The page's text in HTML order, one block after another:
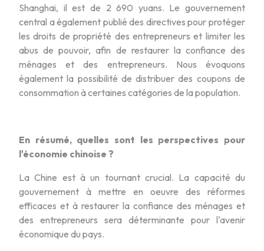
Shanghai, il est de 2 690 yuans. Le gouvernement
central a également publié des directives pour protéger
les droits de propriété des entrepreneurs et limiter les
abus de pouvoir, afin de restaurer la confiance des
ménages et des entrepreneurs. Nous évoquons
également la possibilité de distribuer des coupons de
consommation à certaines catégories de la population.
En résumé, quelles sont les perspectives pour
l'économie chinoise ?
La Chine est à un tournant crucial. La capacité du
gouvernement à mettre en oeuvre des réformes
efficaces et à restaurer la confiance des ménages et
des entrepreneurs sera déterminante pour l'avenir
économique du pays.